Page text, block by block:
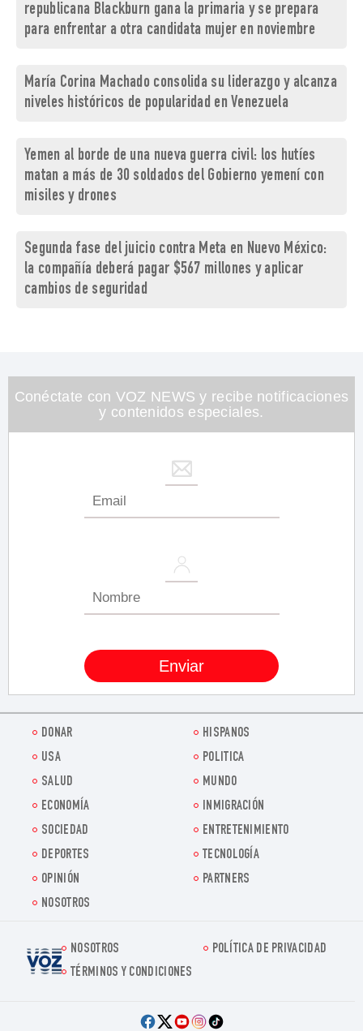
republicana Blackburn gana la primaria y se prepara
para enfrentar a otra candidata mujer en noviembre
María Corina Machado consolida su liderazgo y alcanza
niveles históricos de popularidad en Venezuela
Yemen al borde de una nueva guerra civil: los hutíes
matan a más de 30 soldados del Gobierno yemení con
misiles y drones
Segunda fase del juicio contra Meta en Nuevo México:
la compañía deberá pagar $567 millones y aplicar
cambios de seguridad
Conéctate con VOZ NEWS y recibe notificaciones
y contenidos especiales.
DONAR
HISPANOS
USA
POLITICA
SALUD
MUNDO
ECONOMÍA
INMIGRACIÓN
SOCIEDAD
ENTRETENIMIENTO
DEPORTES
TECNOLOGÍA
OPINIÓN
PARTNERS
NOSOTROS
Voz.us
NOSOTROS
POLÍTICA DE PRIVACIDAD
TÉRMINOS Y CONDICIONES